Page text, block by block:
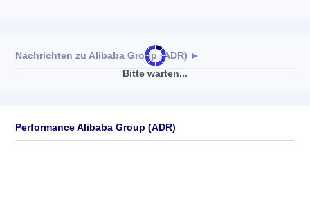
Bitte warten...
Nachrichten zu Alibaba Group (ADR) ►
Performance Alibaba Group (ADR)